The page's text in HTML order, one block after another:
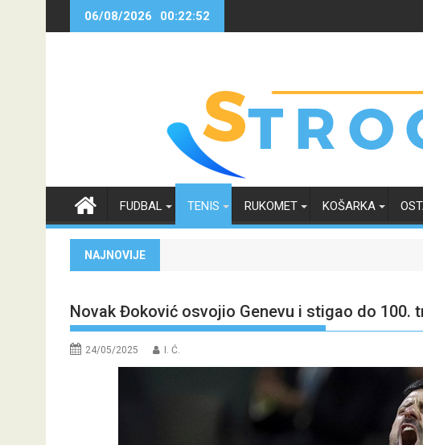
06/08/2026 00:22:52
FUDBAL TENIS RUKOMET KOŠARKA
NAJNOVIJE
Novak Đoković osvojio Genevu i stigao do 100.
24/05/2025 I. Ć.